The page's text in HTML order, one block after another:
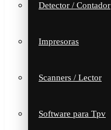
Detector / Contador
Impresoras
Scanners / Lector
Software para Tpv